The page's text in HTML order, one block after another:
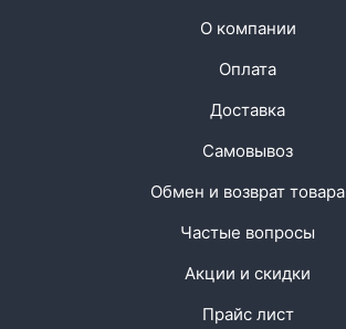
О компании
Оплата
Доставка
Самовывоз
Обмен и возврат товара
Частые вопросы
Акции и скидки
Прайс лист